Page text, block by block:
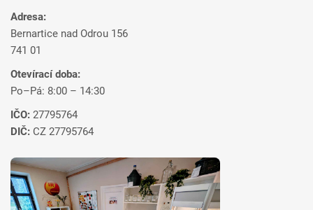
Adresa:
Bernartice nad Odrou 156
741 01
Otevírací doba:
Po–Pá: 8:00 – 14:30
IČO: 27795764
DIČ: CZ 27795764